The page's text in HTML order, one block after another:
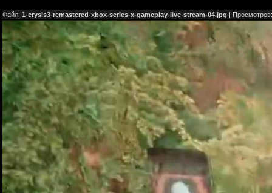
Файл: 1-crysis3-remastered-xbox-series-x-gameplay-live-stream-04.jpg |